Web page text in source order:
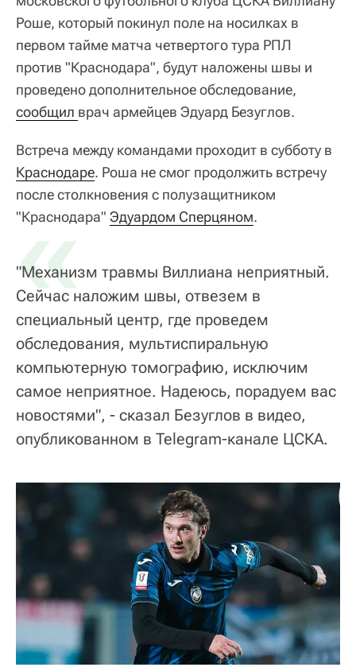
Роше, который покинул поле на носилках в
первом тайме матча четвертого тура РПЛ
против "Краснодара", будут наложены швы и
проведено дополнительное обследование,
сообщил врач армейцев Эдуард Безуглов.
Встреча между командами проходит в субботу в
Краснодаре. Роша не смог продолжить встречу
после столкновения с полузащитником
"Краснодара" Эдуардом Сперцяном.
«
"Механизм травмы Виллиана неприятный.
Сейчас наложим швы, отвезем в
специальный центр, где проведем
обследования, мультиспиральную
компьютерную томографию, исключим
самое неприятное. Надеюсь, порадуем вас
новостями", - сказал Безуглов в видео,
опубликованном в Telegram-канале ЦСКА.